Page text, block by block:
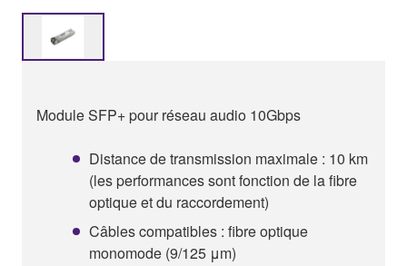
Module SFP+ pour réseau audio 10Gbps
Distance de transmission maximale : 10 km
(les performances sont fonction de la fibre
optique et du raccordement)
Câbles compatibles : fibre optique
monomode (9/125 μm)